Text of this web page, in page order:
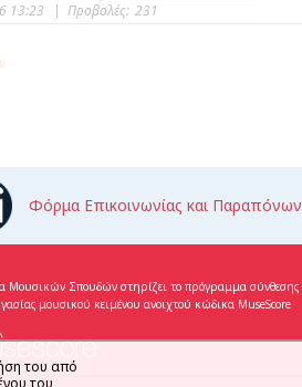
13:23 | Προβολές: 231
Φόρμα Επικοινωνίας και Παραπόνων
Μουσικών Σπουδών στηρίζει το πρόγραμμα σύνθεσης
μουσικού κειμένου ανοιχτού κώδικα MuseScore
του από
του